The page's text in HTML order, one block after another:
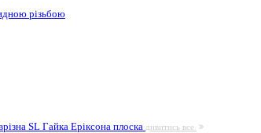
різьбою
SLГайка Еріксона плоска дивитись все